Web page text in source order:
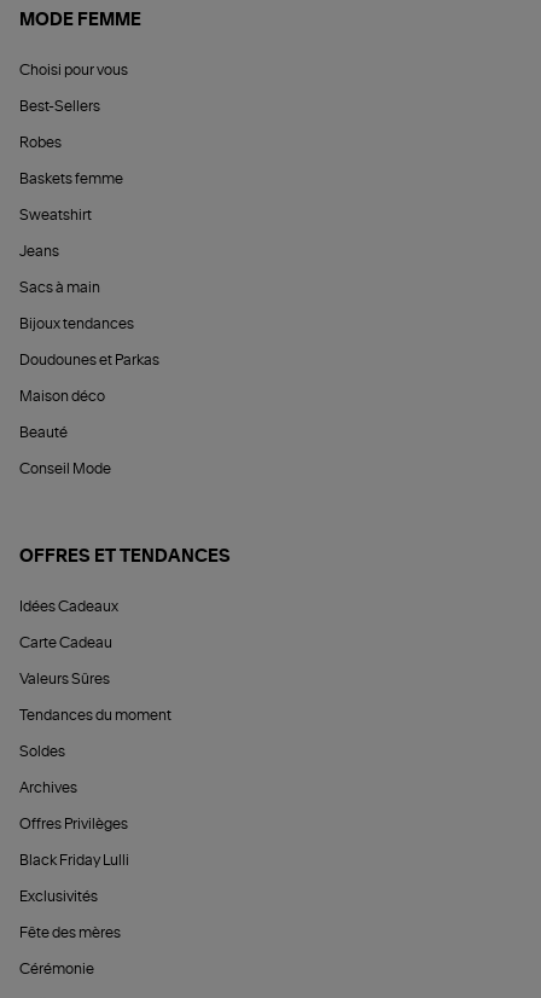
MODE FEMME
Choisi pour vous
Best-Sellers
Robes
Baskets femme
Sweatshirt
Jeans
Sacs à main
Bijoux tendances
Doudounes et Parkas
Maison déco
Beauté
Conseil Mode
OFFRES ET TENDANCES
Idées Cadeaux
Carte Cadeau
Valeurs Sûres
Tendances du moment
Soldes
Archives
Offres Privilèges
Black Friday Lulli
Exclusivités
Fête des mères
Cérémonie